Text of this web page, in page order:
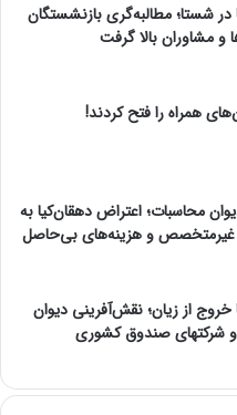
در شستا؛ مطالبه‌گری بازنشستگان
و مشاوران بالا گرفت
همراه را فتح کردند!
محاسبات؛ اعتراض دهقان‌کیا به
غیرمتخصص و هزینه‌های بی‌حاصل
خروج از زیان؛ نقش‌آفرینی دیوان
شرکتهای صندوق کشوری